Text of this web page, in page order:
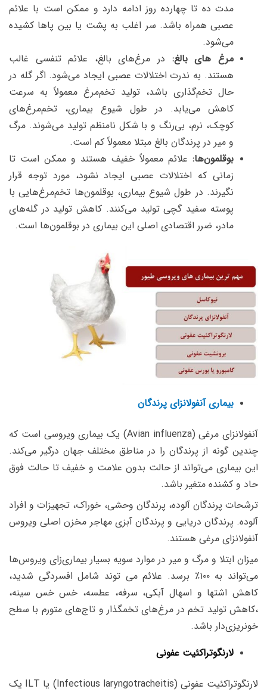
مدت ده تا چهارده روز ادامه دارد و ممکن است با علائم
عصبی همراه باشد. سر اغلب به پشت یا بین پاها کشیده
می‌شود.
مرغ های بالغ: در مرغ‌های بالغ، علائم تنفسی غالب
هستند. به ندرت اختلالات عصبی ایجاد می‌شود. اگر گله در
حال تخم‌گذاری باشد، تولید تخم‌مرغ معمولاً به سرعت
کاهش می‌یابد. در طول شیوع بیماری، تخم‌مرغ‌های
کوچک، نرم، بی‌رنگ و با شکل نامنظم تولید می‌شوند. مرگ
و میر در پرندگان بالغ مبتلا معمولاً کم است.
بوقلمون‌ها: علائم معمولاً خفیف هستند و ممکن است تا
زمانی که اختلالات عصبی ایجاد نشود، مورد توجه قرار
نگیرند. در طول شیوع بیماری، بوقلمون‌ها تخم‌مرغ‌هایی با
پوسته سفید گچی تولید می‌کنند. کاهش تولید در گله‌های
مادر، ضرر اقتصادی اصلی این بیماری در بوقلمون‌ها است.
بیماری آنفولانزای پرندگان
آنفولانزای مرغی (Avian influenza) یک بیماری ویروسی است که
چندین گونه از پرندگان را در مناطق مختلف جهان درگیر می‌کند.
این بیماری می‌تواند از حالت بدون علامت و خفیف تا حالت فوق
حاد و کشنده متغیر باشد.
ترشحات پرندگان آلوده، پرندگان وحشی، خوراک، تجهیزات و افراد
آلوده. پرندگان دریایی و پرندگان آبزی مهاجر مخزن اصلی ویروس
آنفولانزای مرغی هستند.
میزان ابتلا و مرگ و میر در موارد سویه بسیار بیماری‌زای ویروس‌ها
می‌تواند به ۱۰۰
٪ برسد. علائم می توند شامل افسردگی شدید،
کاهش اشتها و اسهال آبکی، سرفه، عطسه، خس خس سینه،
،کاهش تولید تخم در مرغ‌های تخمگذار و تاج‌های متورم با سطح
خونریزی‌دار باشد.
لارنگوتراکئیت عفونی
لارنگوتراکئیت عفونی (Infectious laryngotracheitis) یا ILT یک